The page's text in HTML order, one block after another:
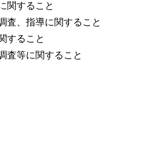
関すること
査、指導に関すること
すること
査等に関すること